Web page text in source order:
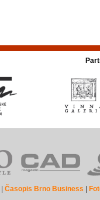
|Časopis Brno Business